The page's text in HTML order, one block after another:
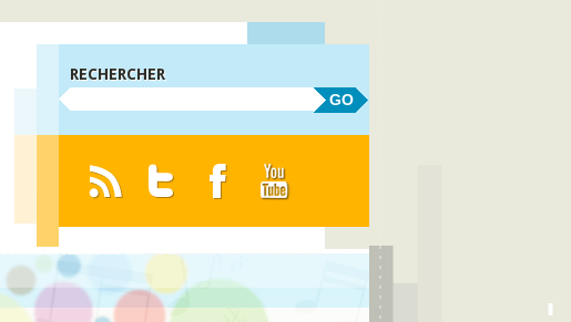
RECHERCHER
GO